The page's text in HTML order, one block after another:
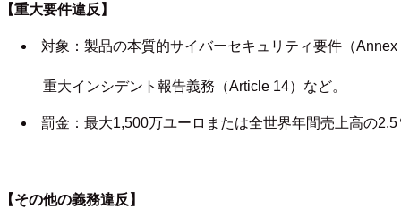
【重大要件違反】
対象：製品の本質的サイバーセキュリティ要件（
重大インシデント報告義務（Article 14）など。
罰金：最大1,500万ユーロまたは全世界年間売上高の
【その他の義務違反】